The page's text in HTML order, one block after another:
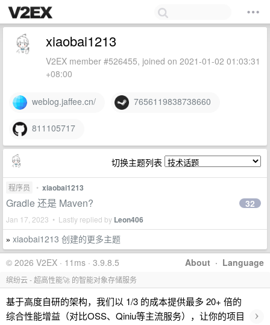
xiaobai1213
V2EX member #526455, joined on 2021-01-02 01:03:31
+08:00
weblog.jaffee.cn/ 7656119838738660
811105717
切换主题列表
程序员 • xiaobai1213
Gradle 还是 Maven?
Jan 17, 2023 • Lastly replied by Leon406
32
» xiaobai1213 创建的更多主题
About · Language
© 2026 V2EX · 11ms · 3.9.8.5
缤纷云 - 超高性能🚀 的智能对象存储服务
基于高度自研的架构，我们以 1/3 的成本提供最多 20+ 倍的
综合性能增益（对比OSS、Qiniu等主流服务），让你的项目
›